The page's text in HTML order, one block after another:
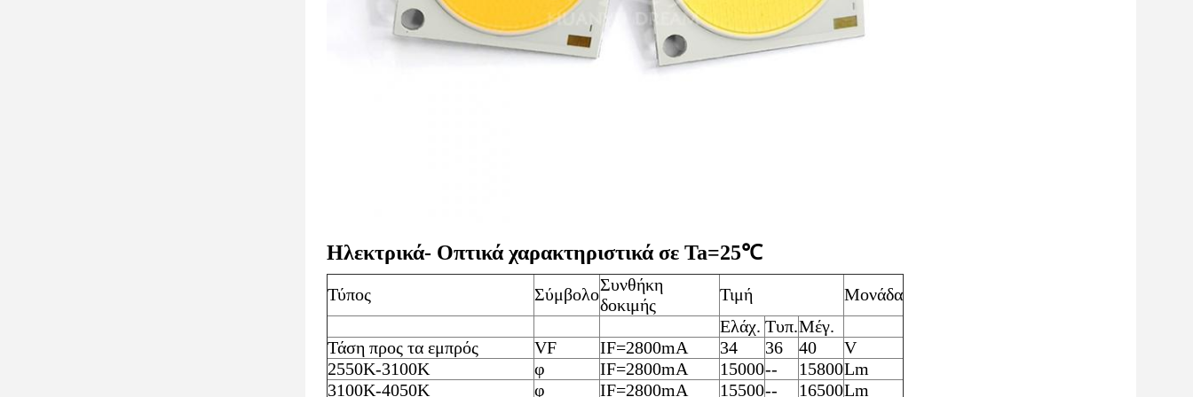
Ηλεκτρικά- Οπτικά χαρακτηριστικά σε Ta=25℃
Τύπος ΣύμβολοΣυνθήκη
δοκιμής
Τιμή
Μονάδα
Ελάχ. Τυπ.Μέγ.
Τάση προς τα εμπρός
VF IF=2800mA 34 36 40
V
2550K-3100K
φ IF=2800mA 15000-- 15800Lm
3100K-4050K
φ IF=2800mA 15500-- 16500Lm